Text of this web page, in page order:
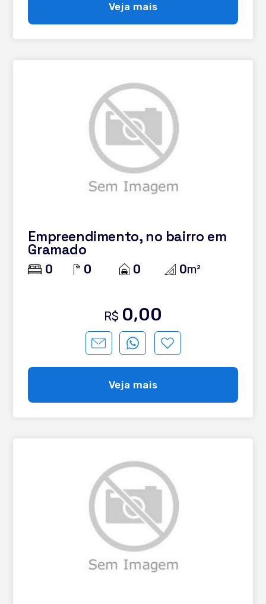
Veja mais
Empreendimento, no bairro em
Gramado
0 0 0 0m²
R$ 0,00
Veja mais